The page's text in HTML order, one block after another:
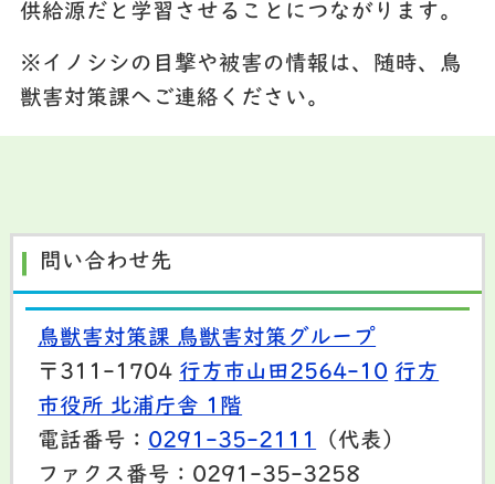
供給源だと学習させることにつながります。
※イノシシの目撃や被害の情報は、随時、鳥
獣害対策課へご連絡ください。
問い合わせ先
鳥獣害対策課 鳥獣害対策グループ
〒311-1704 行方市山田2564-10 行方
市役所 北浦庁舎 1階
電話番号： 0291-35-2111
（代表）
ファクス番号：0291-35-3258